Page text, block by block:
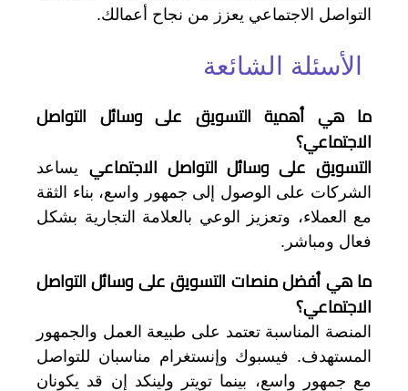
التواصل الاجتماعي يعزز من نجاح أعمالك.
الأسئلة الشائعة
ما هي أهمية التسويق على وسائل التواصل
الاجتماعي؟
التسويق على وسائل التواصل الاجتماعييساعد
الشركات على الوصول إلى جمهور واسع، بناء الثقة
مع العملاء، وتعزيز الوعي بالعلامة التجارية بشكل
فعال ومباشر.
ما هي أفضل منصات التسويق على وسائل التواصل
الاجتماعي؟
المنصة المناسبة تعتمد على طبيعة العمل والجمهور
المستهدف. فيسبوك وإنستغرام مناسبان للتواصل
مع جمهور واسع، بينما تويتر ولينكد إن قد يكونان